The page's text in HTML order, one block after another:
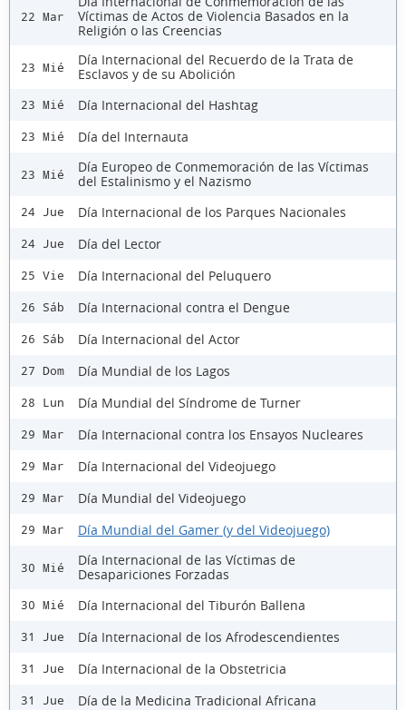
22 Mar
Víctimas de Actos de Violencia Basados en la
Religión o las Creencias
23 Mié
Día Internacional del Recuerdo de la Trata de
Esclavos y de su Abolición
23 Mié Día Internacional del Hashtag
23 Mié Día del Internauta
23 Mié
Día Europeo de Conmemoración de las Víctimas
del Estalinismo y el Nazismo
24 Jue Día Internacional de los Parques Nacionales
24 Jue Día del Lector
25 Vie Día Internacional del Peluquero
26 Sáb Día Internacional contra el Dengue
26 Sáb Día Internacional del Actor
27 Dom Día Mundial de los Lagos
28 Lun Día Mundial del Síndrome de Turner
29 Mar Día Internacional contra los Ensayos Nucleares
29 Mar Día Internacional del Videojuego
29 Mar Día Mundial del Videojuego
29 Mar Día Mundial del Gamer (y del Videojuego)
30 Mié
Día Internacional de las Víctimas de
Desapariciones Forzadas
30 Mié Día Internacional del Tiburón Ballena
31 Jue Día Internacional de los Afrodescendientes
31 Jue Día Internacional de la Obstetricia
31 Jue Día de la Medicina Tradicional Africana